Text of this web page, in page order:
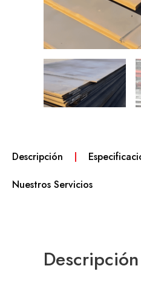
Descripción
Nuestros Servicios
Descripción